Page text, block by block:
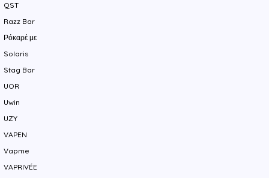
QST
Razz Bar
Ρόκαρέ με
Solaris
Stag Bar
UOR
Uwin
UZY
VAPEN
Vapme
VAPRIVÉE